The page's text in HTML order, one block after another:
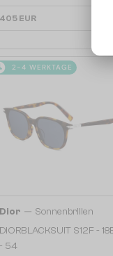
405 EUR
2-4 WERKTAGE
Dior — Sonnenbrillen
DIORBLACKSUIT S12F -
- 54